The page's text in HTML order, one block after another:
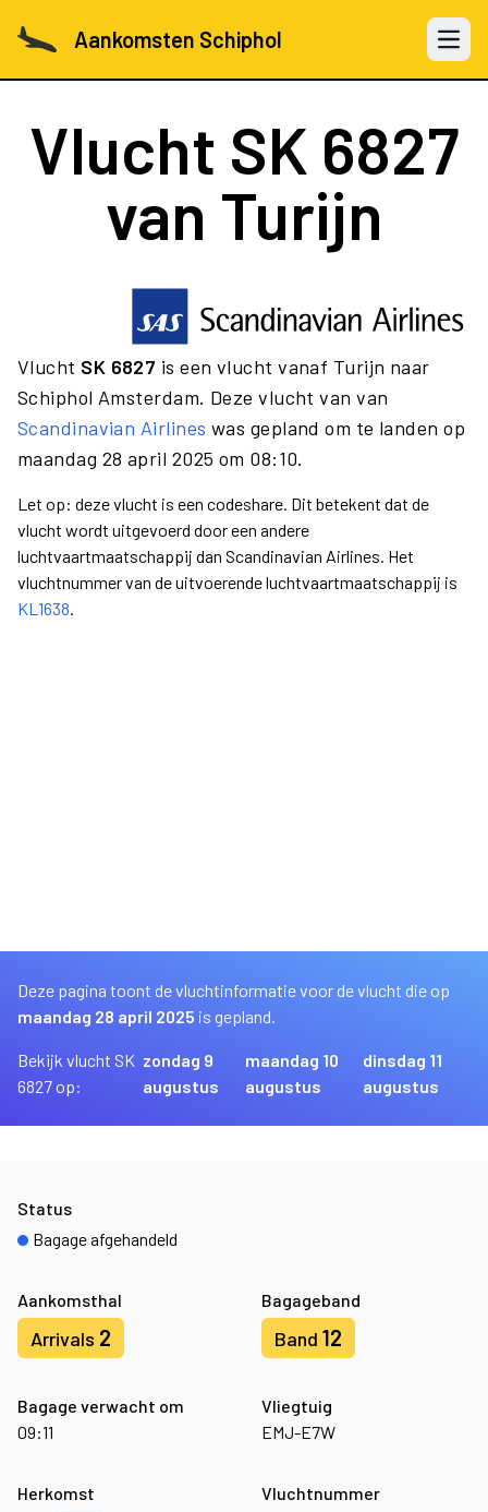
Aankomsten Schiphol Open
Vlucht SK 6827
van Turijn
Vlucht SK 6827 is een vlucht vanaf Turijn naar
Schiphol Amsterdam. Deze vlucht van van
Scandinavian Airlines was gepland om te landen op
maandag 28 april 2025 om 08:10.
Let op: deze vlucht is een codeshare. Dit betekent dat de
vlucht wordt uitgevoerd door een andere
luchtvaartmaatschappij dan Scandinavian Airlines. Het
vluchtnummer van de uitvoerende luchtvaartmaatschappij is
KL1638.
Deze pagina toont de vluchtinformatie voor de vlucht die op
maandag 28 april 2025 is gepland.
Bekijk vlucht SK
6827 op:
zondag 9
augustus
maandag 10
augustus
dinsdag 11
augustus
Aankomsthal
Arrivals 2
Bagageband
Band 12
Bagage verwacht om
09:11
Vliegtuig
EMJ-E7W
Status
Bagage afgehandeld
Herkomst
Vluchtnummer